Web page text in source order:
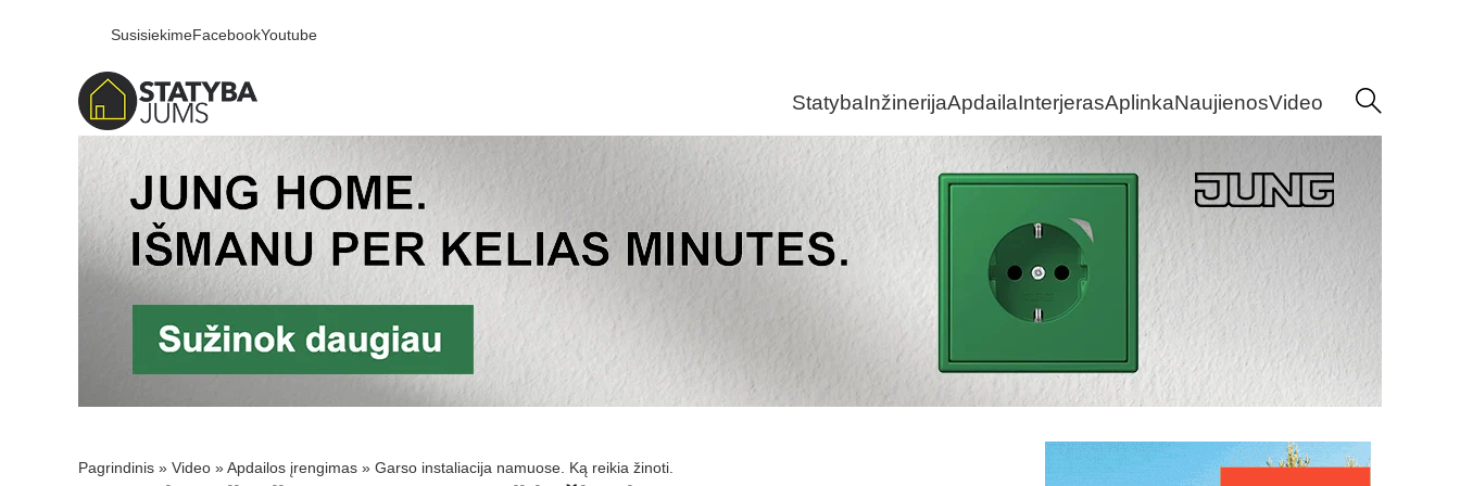
SusisiekimeFacebookYoutube
StatybaInžinerijaApdailaInterjerasAplinkaNaujienosVideo
Pagrindinis » Video »Apdailos įrengimas » Garso instaliacija namuose. Ką reikia žinoti.